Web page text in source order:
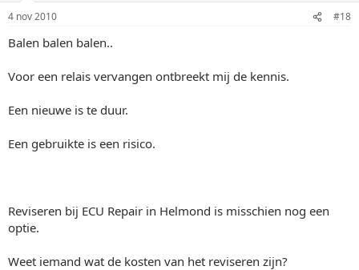
4 nov 2010 #18
Balen balen balen..
Voor een relais vervangen ontbreekt mij de kennis.
Een nieuwe is te duur.
Een gebruikte is een risico.
Reviseren bij ECU Repair in Helmond is misschien nog een
optie.
Weet iemand wat de kosten van het reviseren zijn?